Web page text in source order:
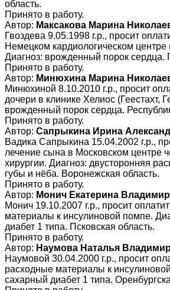
область.
Принято в работу.
Автор: Максакова Марина
Гвоздева 9.05.1998 г.р., просит
Немецком кардиологическом
Диагноз: врожденный порок сердца.
Принято в работу.
Автор: Минюхина Марина
Минюхиной 8.10.2010 г.р., просит
дочери в клинике Хелиос (Геестахт,
врожденный порок сердца.
Принято в работу.
Автор: Сапрыкина Ирина
Вадика Сапрыкина 15.04.2002 г.р.,
лечение сына в Московском центре
хирургии. Диагноз: двусторонняя
губы и нёба. Воронежская область.
Принято в работу.
Автор: Монич Екатерина
Монич 19.10.2007 г.р., просит
материалы к инсулиновой помпе.
диабет 1 типа. Псковская область.
Принято в работу.
Автор: Наумова Наталья
Наумовой 30.04.2000 г.р., просит
расходные материалы к
сахарный диабет 1 типа.